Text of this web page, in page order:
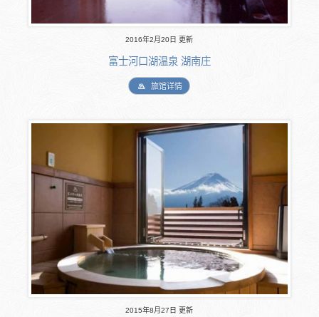
2016年2月20日 更新
富士河口湖温泉 湖南庄
旅馆详情
2015年8月27日 更新